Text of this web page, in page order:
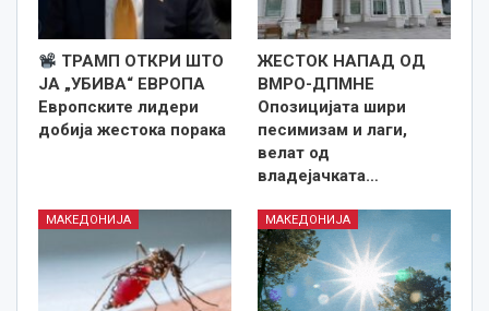
ТРАМП ОТКРИ ШТО
ЈА „УБИВА“ ЕВРОПА
Европските лидери
добија жестока порака
ЖЕСТОК НАПАД ОД
ВМРО-ДПМНЕ
Опозицијата шири
песимизам и лаги,
велат од
владејачката…
МАКЕДОНИЈА МАКЕДОНИЈА